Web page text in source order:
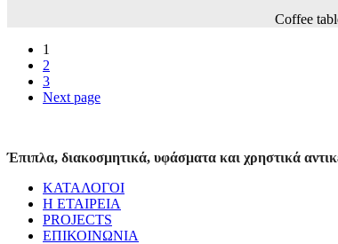
Coffee
1
2
3
Next page
Έπιπλα, διακοσμητικά, υφάσματα και χρηστικά
ΚΑΤΑΛΟΓΟΙ
Η ΕΤΑΙΡΕΙΑ
PROJECTS
ΕΠΙΚΟΙΝΩΝΙΑ